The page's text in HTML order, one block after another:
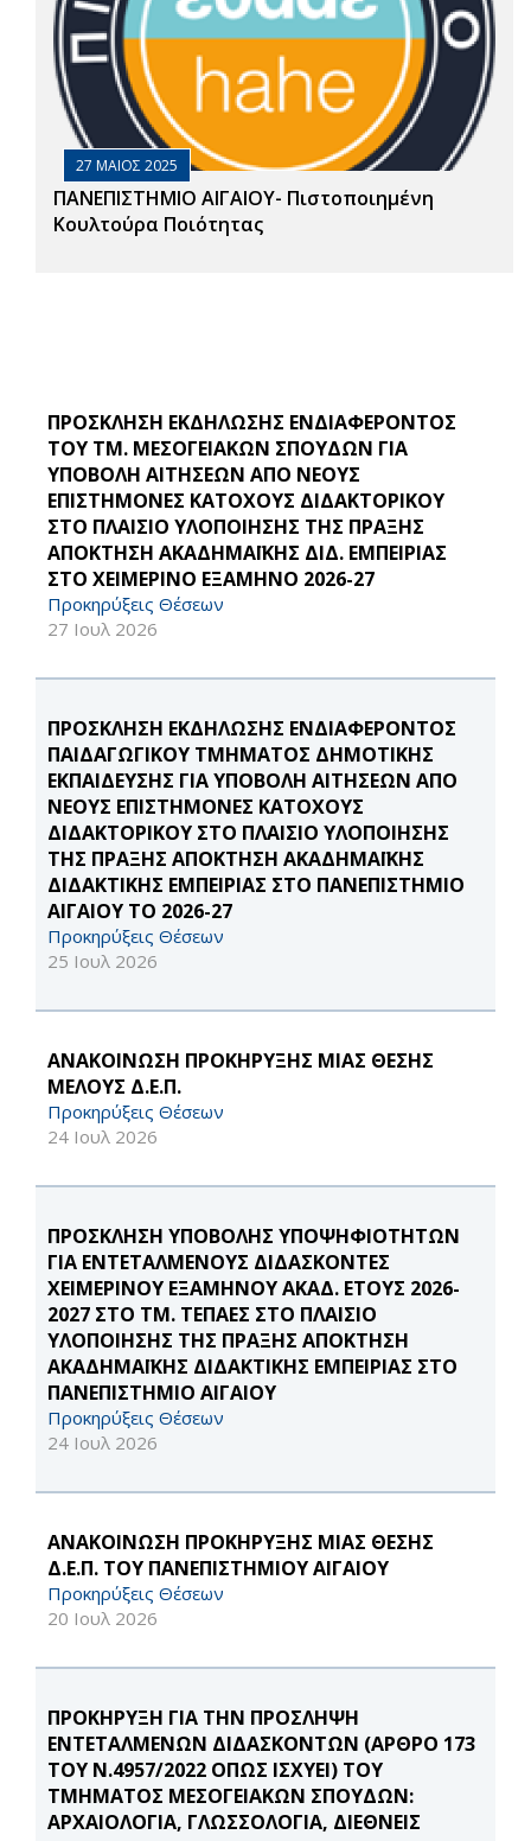
27 ΜΑΙΟΣ 2025
ΠΑΝΕΠΙΣΤΗΜΙΟ ΑΙΓΑΙΟΥ- Πιστοποιημένη
Κουλτούρα Ποιότητας
ΠΡΟΣΚΛΗΣΗ ΕΚΔΗΛΩΣΗΣ ΕΝΔΙΑΦΕΡΟΝΤΟΣ
ΤΟΥ ΤΜ. ΜΕΣΟΓΕΙΑΚΩΝ ΣΠΟΥΔΩΝ ΓΙΑ
ΥΠΟΒΟΛΗ ΑΙΤΗΣΕΩΝ ΑΠΟ ΝΕΟΥΣ
ΕΠΙΣΤΗΜΟΝΕΣ ΚΑΤΟΧΟΥΣ ΔΙΔΑΚΤΟΡΙΚΟΥ
ΣΤΟ ΠΛΑΙΣΙΟ ΥΛΟΠΟΙΗΣΗΣ ΤΗΣ ΠΡΑΞΗΣ
ΑΠΟΚΤΗΣΗ ΑΚΑΔΗΜΑΪΚΗΣ ΔΙΔ. ΕΜΠΕΙΡΙΑΣ
ΣΤΟ ΧΕΙΜΕΡΙΝΟ ΕΞΑΜΗΝΟ 2026-27
Προκηρύξεις Θέσεων
27 Ιουλ 2026
ΠΡΟΣΚΛΗΣΗ ΕΚΔΗΛΩΣΗΣ ΕΝΔΙΑΦΕΡΟΝΤΟΣ
ΠΑΙΔΑΓΩΓΙΚΟΥ ΤΜΗΜΑΤΟΣ ΔΗΜΟΤΙΚΗΣ
ΕΚΠΑΙΔΕΥΣΗΣ ΓΙΑ ΥΠΟΒΟΛΗ ΑΙΤΗΣΕΩΝ ΑΠΟ
ΝΕΟΥΣ ΕΠΙΣΤΗΜΟΝΕΣ ΚΑΤΟΧΟΥΣ
ΔΙΔΑΚΤΟΡΙΚΟΥ ΣΤΟ ΠΛΑΙΣΙΟ ΥΛΟΠΟΙΗΣΗΣ
ΤΗΣ ΠΡΑΞΗΣ ΑΠΟΚΤΗΣΗ ΑΚΑΔΗΜΑΪΚΗΣ
ΔΙΔΑΚΤΙΚΗΣ ΕΜΠΕΙΡΙΑΣ ΣΤΟ ΠΑΝΕΠΙΣΤΗΜΙΟ
ΑΙΓΑΙΟΥ ΤΟ 2026-27
Προκηρύξεις Θέσεων
25 Ιουλ 2026
ΑΝΑΚΟΙΝΩΣΗ ΠΡΟΚΗΡΥΞΗΣ ΜΙΑΣ ΘΕΣΗΣ
ΜΕΛΟΥΣ Δ.Ε.Π.
Προκηρύξεις Θέσεων
24 Ιουλ 2026
ΠΡΟΣΚΛΗΣΗ ΥΠΟΒΟΛΗΣ ΥΠΟΨΗΦΙΟΤΗΤΩΝ
ΓΙΑ ΕΝΤΕΤΑΛΜΕΝΟΥΣ ΔΙΔΑΣΚΟΝΤΕΣ
ΧΕΙΜΕΡΙΝΟΥ ΕΞΑΜΗΝΟΥ ΑΚΑΔ. ΕΤΟΥΣ 2026-
2027 ΣΤΟ ΤΜ. ΤΕΠΑΕΣ ΣΤΟ ΠΛΑΙΣΙΟ
ΥΛΟΠΟΙΗΣΗΣ ΤΗΣ ΠΡΑΞΗΣ ΑΠΟΚΤΗΣΗ
ΑΚΑΔΗΜΑΪΚΗΣ ΔΙΔΑΚΤΙΚΗΣ ΕΜΠΕΙΡΙΑΣ ΣΤΟ
ΠΑΝΕΠΙΣΤΗΜΙΟ ΑΙΓΑΙΟΥ
Προκηρύξεις Θέσεων
24 Ιουλ 2026
ΑΝΑΚΟΙΝΩΣΗ ΠΡΟΚΗΡΥΞΗΣ ΜΙΑΣ ΘΕΣΗΣ
Δ.Ε.Π. ΤΟΥ ΠΑΝΕΠΙΣΤΗΜΙΟΥ ΑΙΓΑΙΟΥ
Προκηρύξεις Θέσεων
20 Ιουλ 2026
ΠΡΟΚΗΡΥΞΗ ΓΙΑ ΤΗΝ ΠΡΟΣΛΗΨΗ
ΕΝΤΕΤΑΛΜΕΝΩΝ ΔΙΔΑΣΚΟΝΤΩΝ (ΑΡΘΡΟ 173
ΤΟΥ Ν.4957/2022 ΟΠΩΣ ΙΣΧΥΕΙ) ΤΟΥ
ΤΜΗΜΑΤΟΣ ΜΕΣΟΓΕΙΑΚΩΝ ΣΠΟΥΔΩΝ:
ΑΡΧΑΙΟΛΟΓΙΑ, ΓΛΩΣΣΟΛΟΓΙΑ, ΔΙΕΘΝΕΙΣ